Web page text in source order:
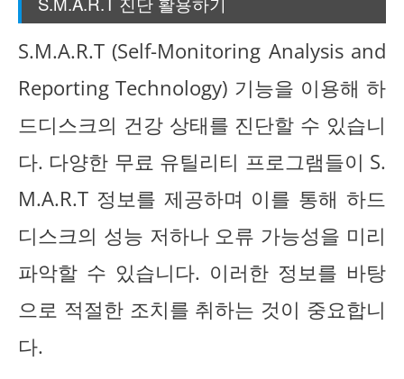
S.M.A.R.T (Self-Monitoring Analysis and
Reporting Technology) 기능을 이용해 하
드디스크의 건강 상태를 진단할 수 있습니
다. 다양한 무료 유틸리티 프로그램들이 S.
M.A.R.T 정보를 제공하며 이를 통해 하드
디스크의 성능 저하나 오류 가능성을 미리
파악할 수 있습니다. 이러한 정보를 바탕
으로 적절한 조치를 취하는 것이 중요합니
다.